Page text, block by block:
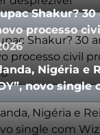
Shakur? 30
processo
Nigéria e
novo single